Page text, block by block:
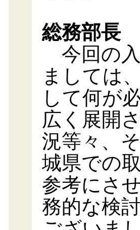
総務部長
今回の
ましては
して何が
広く展開
況等々、
城県での
参考にさ
務的な検